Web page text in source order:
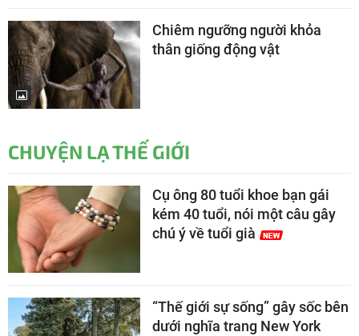
Chiêm ngưỡng người khỏa
thân giống động vật
CHUYỆN LẠ THẾ GIỚI
Cụ ông 80 tuổi khoe bạn gái
kém 40 tuổi, nói một câu gây
chú ý về tuổi già
“Thế giới sự sống” gây sốc bên
dưới nghĩa trang New York